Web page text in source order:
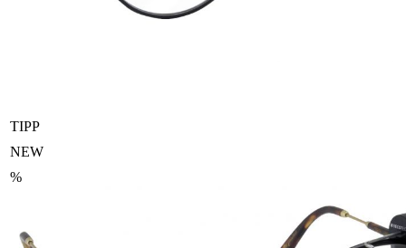
TIPP
NEW
%